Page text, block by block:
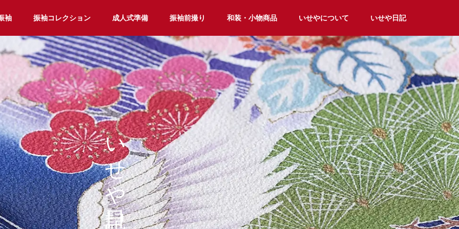
袖 振袖コレクション 成人式準備 振袖前撮り 和装・小物商品 いせやについて いせや日記
いせや日記